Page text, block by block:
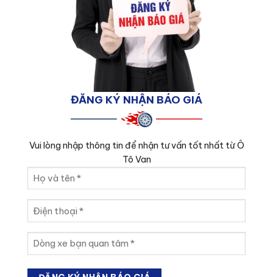
ĐĂNG KÝ NHẬN BÁO GIÁ
Vui lòng nhập thông tin để nhận tư vấn tốt nhất từ Ô
Tô Van
và
tên
(Required)
thoại
xe
bạn